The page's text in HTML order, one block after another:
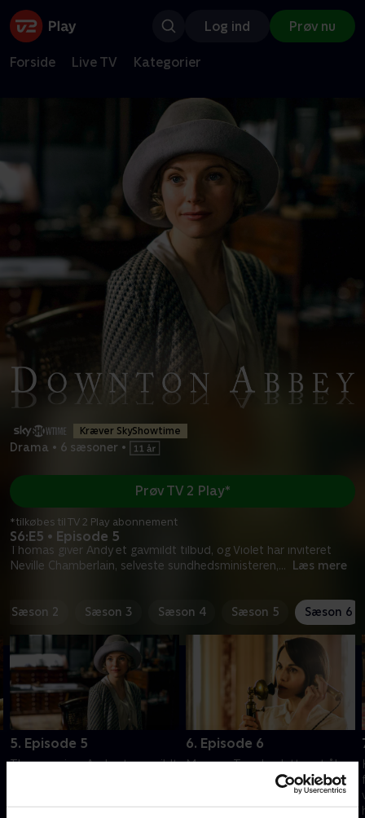
Log ind Prøv nu
Forside Live TV Kategorier
Kræver SkyShowtime
Drama • 6 sæsoner •
S6:E5 • Episode 5
Thomas giver Andy et gavmildt tilbud, og Violet har inviteret
Neville Chamberlain, selveste sundhedsministeren,... Læs mere
Prøv TV 2 Play*
*tilkøbes til TV 2 Play abonnement
Sæson 2 Sæson 3 Sæson 4 Sæson 5 Sæson 6
5. Episode 5
Thomas giver Andy et gavmildt
sundhedsministeren, til middag
6. Episode 6
Mary og Tom beslutter at åbne
Downton Abbey for
offentligheden for en dag.
Formålet er godt, nemlig at